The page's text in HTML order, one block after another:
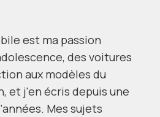
est ma passion
des voitures
aux modèles du
et j'en écris depuis une
Mes sujets